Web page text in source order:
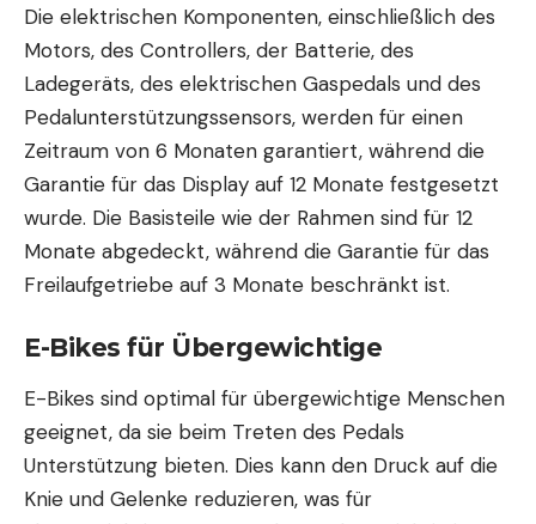
Die elektrischen Komponenten, einschließlich des
Motors, des Controllers, der Batterie, des
Ladegeräts, des elektrischen Gaspedals und des
Pedalunterstützungssensors, werden für einen
Zeitraum von 6 Monaten garantiert, während die
Garantie für das Display auf 12 Monate festgesetzt
wurde. Die Basisteile wie der Rahmen sind für 12
Monate abgedeckt, während die Garantie für das
Freilaufgetriebe auf 3 Monate beschränkt ist.
E-Bikes für Übergewichtige
E-Bikes sind optimal für übergewichtige Menschen
geeignet, da sie beim Treten des Pedals
Unterstützung bieten. Dies kann den Druck auf die
Knie und Gelenke reduzieren, was für